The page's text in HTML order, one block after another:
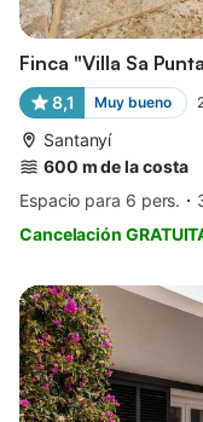
Finca "Villa Sa
8,1 Muy bueno
Santanyí
600 m de la costa
Espacio para 6 pers.
Cancelación